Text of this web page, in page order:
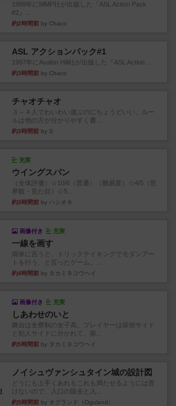
1999年にMMP社が出版した『ASL Action Pack
#2』...
約2時間前 by Chaco
ASL アクションパック#1
1997年にAvalon Hill社が出版した『ASL Action ...
約3時間前 by Chaco
チャオチャオ
３～４人でわいわい遊ぶのにちょうどいい。ルー
ルは他の方が分かりやすく書...
約3時間前 by S
充実
ウイングスパン
（全体評価）☆10/6（普通）（難易度）☆4/5（世
界観・見た目）☆5...
約3時間前 by ハシオキ
画像付き 充実
一線を画す
簡単に言うと、トリックテイキングでモダンアー
トを行う、と言ったゲーム。...
約4時間前 by タカミネコウヘイ
画像付き 充実
しあわせのいと
舞台は全寮制の女子高。プレイヤーは探偵サイド
と犯人サイドに分かれて、探...
約5時間前 by タカミネコウヘイ
ノイシュヴァンシュタイン城の設計図
どうにも上手くあれもこれも満たせるようには置
けないので、入口の除去と入...
約5時間前 by オグランド（Oguland）